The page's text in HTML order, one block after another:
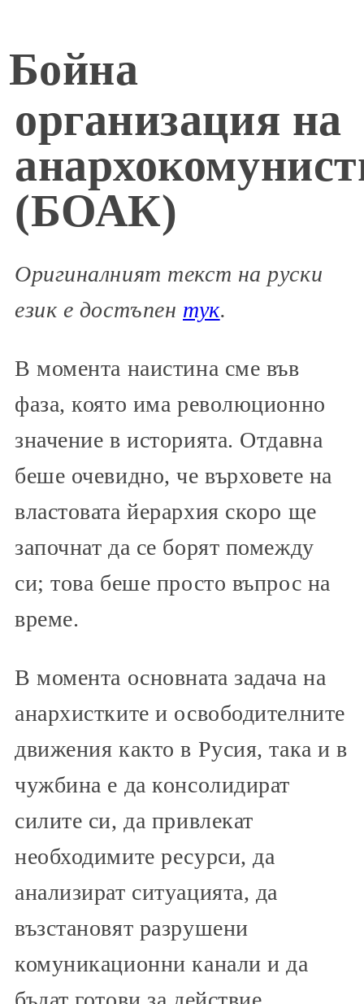
Бойна
организация на
(БОАК)
Оригиналният текст на руски
език е достъпен тук.
В момента наистина сме във
фаза, която има революционно
значение в историята. Отдавна
беше очевидно, че върховете на
властовата йерархия скоро ще
започнат да се борят помежду
си; това беше просто въпрос на
време.
В момента основната задача на
анархистките и освободителните
движения както в Русия, така и в
чужбина е да консолидират
силите си, да привлекат
необходимите ресурси, да
анализират ситуацията, да
възстановят разрушени
комуникационни канали и да